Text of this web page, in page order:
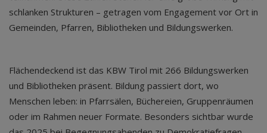
schlanken Strukturen – getragen vom Engagement vor Ort in
Gemeinden, Pfarren, Bibliotheken und Bildungswerken.
Flächendeckend ist das KBW Tirol mit 266 Bildungswerken
und Bibliotheken präsent. Bildung passiert dort, wo
Menschen leben: in Pfarrsälen, Büchereien, Gruppenräumen
oder im Rahmen neuer Formate. Besonders sichtbar wurde